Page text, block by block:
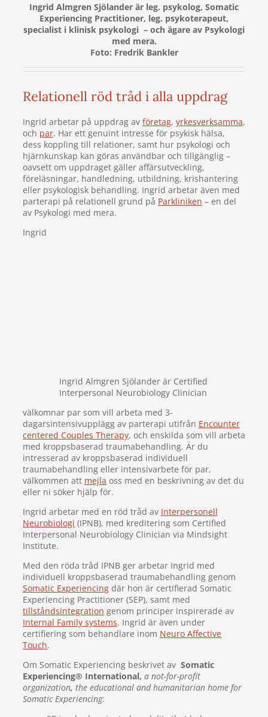
Ingrid Almgren Sjölander är leg. psykolog, Somatic
Experiencing Practitioner, leg. psykoterapeut,
specialist i klinisk psykologi – och ägare av Psykologi
med mera.
Foto: Fredrik Bankler
Relationell röd tråd i alla uppdrag
Ingrid arbetar på uppdrag av företag, yrkesverksamma,
och par. Har ett genuint intresse för psykisk hälsa,
dess koppling till relationer, samt hur psykologi och
hjärnkunskap kan göras användbar och tillgänglig –
oavsett om uppdraget gäller affärsutveckling,
föreläsningar, handledning, utbildning, krishantering
eller psykologisk behandling. Ingrid arbetar även med
parterapi på relationell grund på Parkliniken – en del
av Psykologi med mera.
Ingrid Almgren Sjölander är Certified
Interpersonal Neurobiology Clinician
Ingrid
välkomnar par som vill arbeta med 3-
dagarsintensivupplägg av parterapi utifrån Encounter
centered Couples Therapy, och enskilda som vill arbeta
med kroppsbaserad traumabehandling. Är du
intresserad av kroppsbaserad individuell
traumabehandling eller intensivarbete för par,
välkommen att mejla oss med en beskrivning av det du
eller ni söker hjälp för.
Ingrid arbetar med en röd tråd av Interpersonell
Neurobiologi (IPNB), med kreditering som Certified
Interpersonal Neurobiology Clinician via Mindsight
Institute.
Med den röda tråd IPNB ger arbetar Ingrid med
individuell kroppsbaserad traumabehandling genom
Somatic Experiencing där hon är certifierad Somatic
Experiencing Practitioner (SEP), samt med
tillståndsintegration genom principer inspirerade av
Internal Family systems. Ingrid är även under
certifiering som behandlare inom Neuro Affective
Touch.
Om Somatic Experiencing beskrivet av Somatic
Experiencing® International, a not-for-profit
organization, the educational and humanitarian home for
Somatic Experiencing: